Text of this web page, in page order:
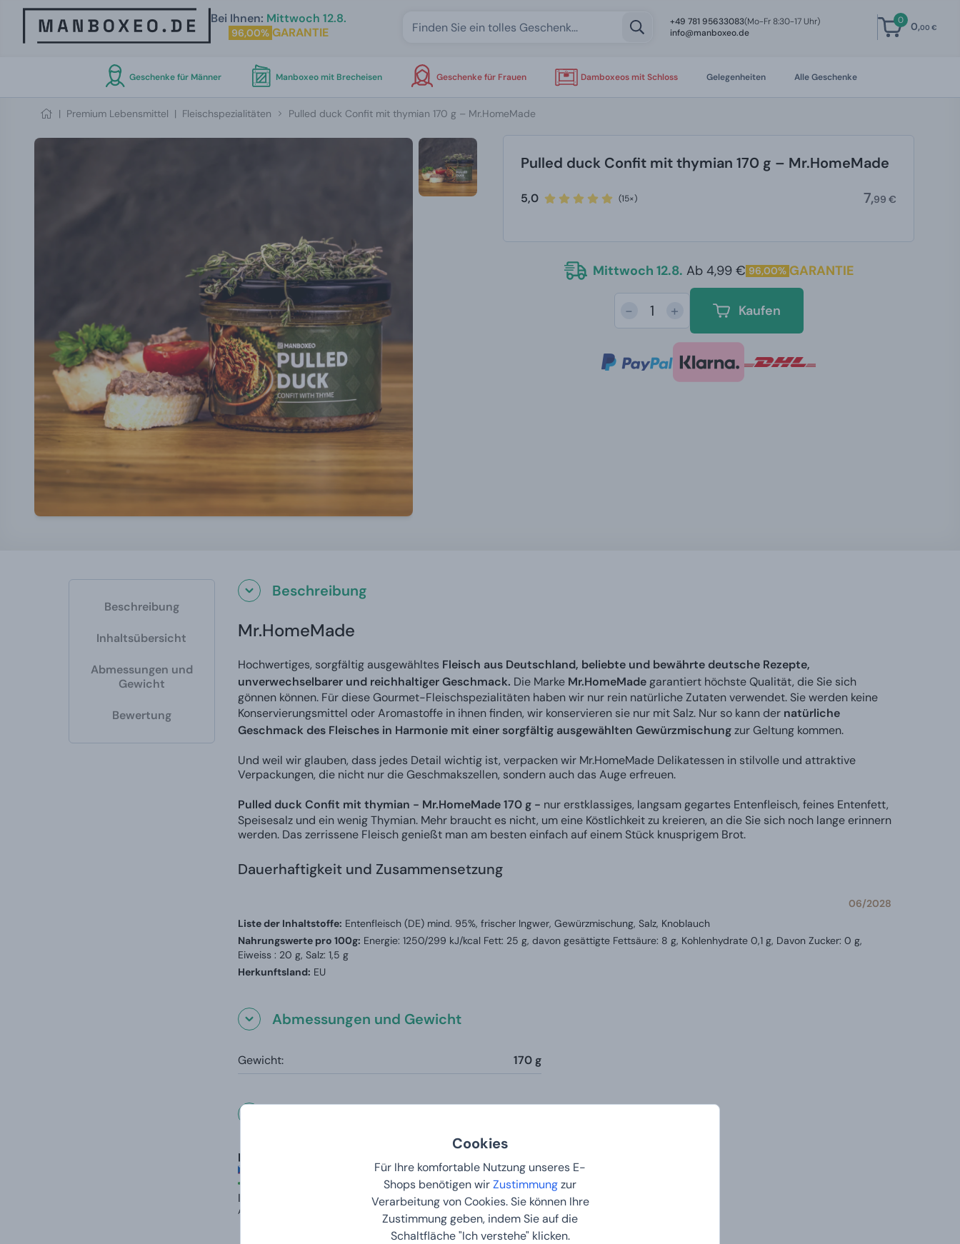
Cookies
Für Ihre komfortable Nutzung unseres E-
Shops benötigen wirZustimmungzur
Verarbeitung von Cookies. Sie können Ihre
Zustimmung geben, indem Sie auf die
Schaltfläche "Ich verstehe" klicken.
Bei Ihnen: Mittwoch 12.8.
96,00% GARANTIE
+49 781 95633083(Mo-Fr 8:30-17 Uhr)
info@manboxeo.de
0 0,00 €
Geschenke für Männer Manboxeo mit Brecheisen Geschenke für Frauen Damboxeos mit Schloss Gelegenheiten Alle Geschenke
| Premium Lebensmittel | Fleischspezialitäten Pulled duck Confit mit thymian 170 g – Mr.HomeMade
Pulled duck Confit mit thymian 170 g – Mr.HomeMade
5,0 (15×) 7,99 €
Mittwoch 12.8. Ab 4,99 € 96,00% GARANTIE
- + Kaufen
Beschreibung
Inhaltsübersicht
Abmessungen und
Gewicht
Bewertung
Beschreibung
Mr.HomeMade
Hochwertiges, sorgfältig ausgewähltes Fleisch aus Deutschland, beliebte und bewährte deutsche Rezepte,
unverwechselbarer und reichhaltiger Geschmack. Die Marke Mr.HomeMadegarantiert höchste Qualität, die Sie sich
gönnen können. Für diese Gourmet-Fleischspezialitäten haben wir nur rein natürliche Zutaten verwendet. Sie werden keine
Konservierungsmittel oder Aromastoffe in ihnen finden, wir konservieren sie nur mit Salz. Nur so kann der natürliche
Geschmack des Fleisches in Harmonie mit einer sorgfältig ausgewählten Gewürzmischungzur Geltung kommen.
Und weil wir glauben, dass jedes Detail wichtig ist, verpacken wir Mr.HomeMade Delikatessen in stilvolle und attraktive
Verpackungen, die nicht nur die Geschmakszellen, sondern auch das Auge erfreuen.
Pulled duck Confit mit thymian - Mr.HomeMade 170 g - nur erstklassiges, langsam gegartes Entenfleisch, feines Entenfett,
Speisesalz und ein wenig Thymian. Mehr braucht es nicht, um eine Köstlichkeit zu kreieren, an die Sie sich noch lange erinnern
werden. Das zerrissene Fleisch genießt man am besten einfach auf einem Stück knusprigem Brot.
Dauerhaftigkeit und Zusammensetzung
06/2028
Liste der Inhaltstoffe: Entenfleisch (DE) mind. 95%, frischer Ingwer, Gewürzmischung, Salz, Knoblauch
Nahrungswerte pro 100g: Energie: 1250/299 kJ/kcal Fett: 25 g, davon gesättigte Fettsäure: 8 g, Kohlenhydrate 0,1 g, Davon Zucker: 0 g,
Eiweiss : 20 g, Salz: 1,5 g
Herkunftsland: EU
Abmessungen und Gewicht
Gewicht: 170 g
petragrekova
Bewertet am 13. 1. 2026 im Internet Manboxeo.cz
Alles...vielfältiges Angebot, schnelle Verhandlung, schnelle Lieferung.
Ich empfehle
Automatisch übersetzt mit Deepl AiOriginaltext anzeigen
Vsechno...pestrou nabídku, rychlé jednání, rychlé dodání.